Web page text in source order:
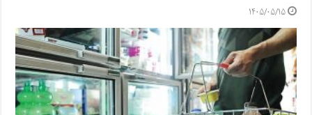
۱۴۰۵/۰۵/۱۵